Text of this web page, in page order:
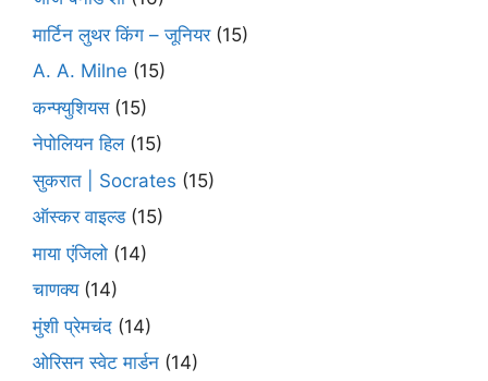
मार्टिन लुथर किंग – जूनियर(15)
A. A. Milne (15)
कन्फ्युशियस(15)
नेपोलियन हिल(15)
सुकरात | Socrates (15)
ऑस्कर वाइल्ड(15)
माया एंजिलो (14)
चाणक्य(14)
मुंशी प्रेमचंद (14)
ओरिसन स्‍वेट मार्डन (14)